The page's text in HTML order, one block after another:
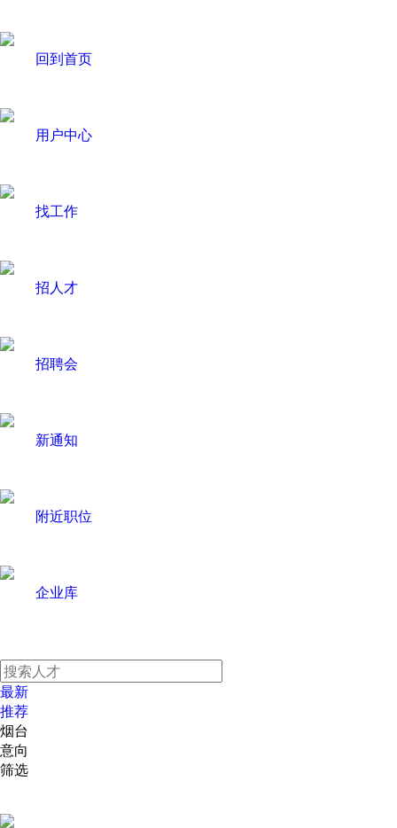
回到首页
用户中心
找工作
招人才
招聘会
新通知
附近职位
企业库
最新
推荐
烟台
意向
筛选